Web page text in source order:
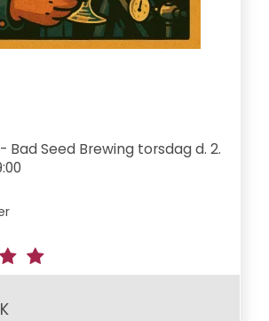
Seed Brewing torsdag d. 2.